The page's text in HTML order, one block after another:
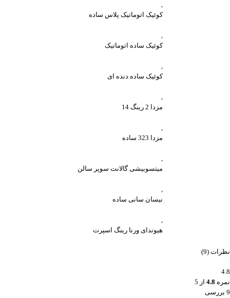
,
کوئیک اتوماتیک پلاس ساده
,
کوئیک ساده اتوماتیک
,
کوئیک ساده دنده ای
,
مزدا 2 رینگ 14
,
مزدا 323 ساده
,
میتسوبیشی گالانت سوپر سالن
,
نیسان سانی ساده
,
هیوندای ورنا رینگ اسپرت
نظرات (9)
4.8
نمره 4.8 از 5
9 بررسی